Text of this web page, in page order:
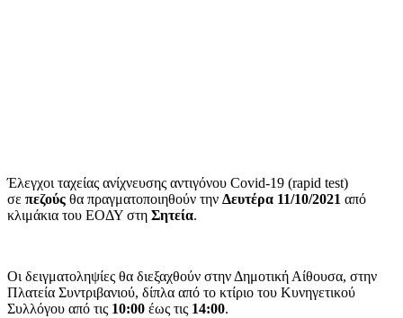
Έλεγχοι ταχείας ανίχνευσης αντιγόνου Covid-19 (rapid test)
σε πεζούς θα πραγματοποιηθούν την Δευτέρα 11/10/2021 από
κλιμάκια του ΕΟΔΥ στη Σητεία.
Οι δειγματοληψίες θα διεξαχθούν στην Δημοτική Αίθουσα, στην
Πλατεία Συντριβανιού, δίπλα από το κτίριο του Κυνηγετικού
Συλλόγου από τις 10:00 έως τις 14:00.